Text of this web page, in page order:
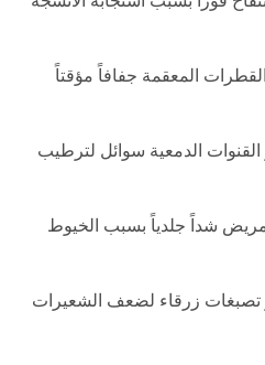
المعقمة جفافاً مؤقتاً
القنوات الدمعية سوائل لترطيب
شداً جلدياً بسبب الخيوط
تصبغات زرقاء لضعف الشعيرات